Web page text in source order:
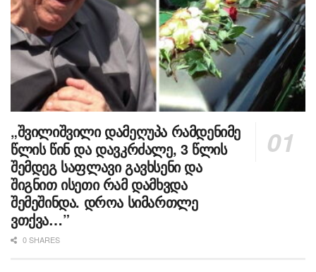
„შვილიშვილი დამეღუპა რამდენიმე
წლის წინ და დავკრძალე, 3 წლის
შემდეგ საფლავი გავხსენი და
შიგნით ისეთი რამ დამხვდა
შემეშინდა. დროა სიმართლე
ვთქვა…”
0 SHARES